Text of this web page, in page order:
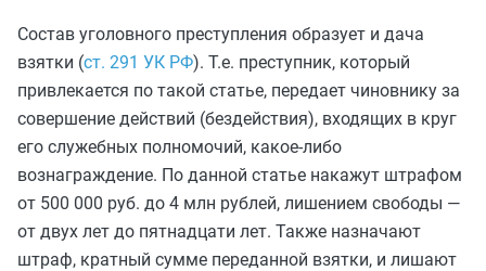
Состав уголовного преступления образует и дача
взятки (ст. 291 УК РФ). Т.е. преступник, который
привлекается по такой статье, передает чиновнику за
совершение действий (бездействия), входящих в круг
его служебных полномочий, какое-либо
вознаграждение. По данной статье накажут штрафом
от 500 000 руб. до 4 млн рублей, лишением свободы —
от двух лет до пятнадцати лет. Также назначают
штраф, кратный сумме переданной взятки, и лишают